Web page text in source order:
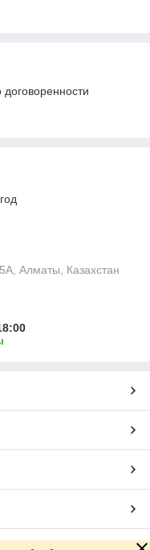
Алматы, Казахстан